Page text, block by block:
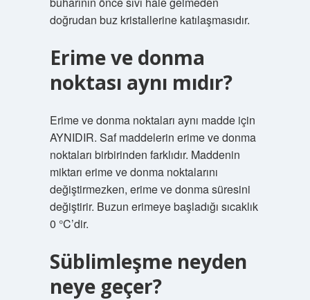
doğrudan buz kristallerine katılaşmasıdır.
Erime ve donma
noktası aynı mıdır?
Erime ve donma noktaları aynı madde için
AYNIDIR. Saf maddelerin erime ve donma
noktaları birbirinden farklıdır. Maddenin
miktarı erime ve donma noktalarını
değiştirmezken, erime ve donma süresini
değiştirir. Buzun erimeye başladığı sıcaklık
0 °C’dir.
Süblimleşme neyden
neye geçer?